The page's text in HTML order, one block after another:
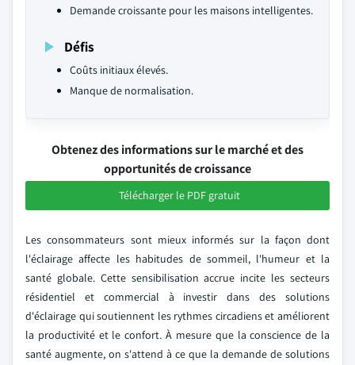
Demande croissante pour les maisons intelligentes.
Défis
Coûts initiaux élevés.
Manque de normalisation.
Obtenez des informations sur le marché et des
opportunités de croissance
Télécharger le PDF gratuit
Les consommateurs sont mieux informés sur la façon dont
l'éclairage affecte les habitudes de sommeil, l'humeur et la
santé globale. Cette sensibilisation accrue incite les secteurs
résidentiel et commercial à investir dans des solutions
d'éclairage qui soutiennent les rythmes circadiens et améliorent
la productivité et le confort. À mesure que la conscience de la
santé augmente, on s'attend à ce que la demande de solutions